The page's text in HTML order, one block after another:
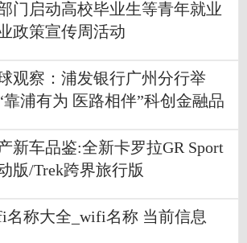
门启动高校毕业生等青年就业
政策宣传周活动
观察：浦发银行广州分行举
靠浦有为 医路相伴”科创金融品
新车品鉴:全新卡罗拉GR Sport
版/Trek跨界旅行版
名称大全_wifi名称 当前信息